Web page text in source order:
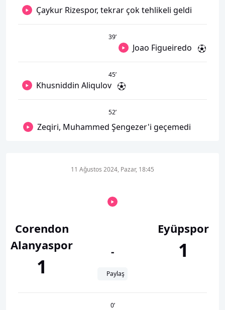
Çaykur Rizespor, tekrar çok tehlikeli geldi
39’
Joao Figueiredo
45’
Khusniddin Aliqulov
52’
Zeqiri, Muhammed Şengezer'i geçemedi
Corendon
Alanyaspor
1
11 Ağustos 2024, Pazar, 18:45
-
Paylaş
Eyüpspor
1
0’